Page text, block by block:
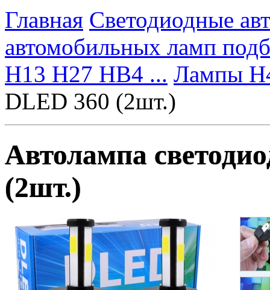
Главная Светодиодные
автомобильных ламп
H13 H27 HB4 ... Лампы
DLED 360 (2шт.)
Автолампа
(2шт.)